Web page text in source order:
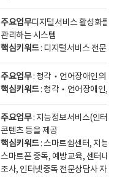
주요업무디지털서비스 활성화를
관리하는 시스템
핵심키워드: 디지털서비스 전문
주요업무: 청각‧언어장애인의
핵심키워드: 청각‧언어장애인,
주요업무: 지능정보서비스(인터
콘텐츠 등을 제공
핵심키워드: 스마트쉼센터, 지능
스마트폰 중독, 예방교육, 센터내
조사, 인터넷중독 전문상담사 자